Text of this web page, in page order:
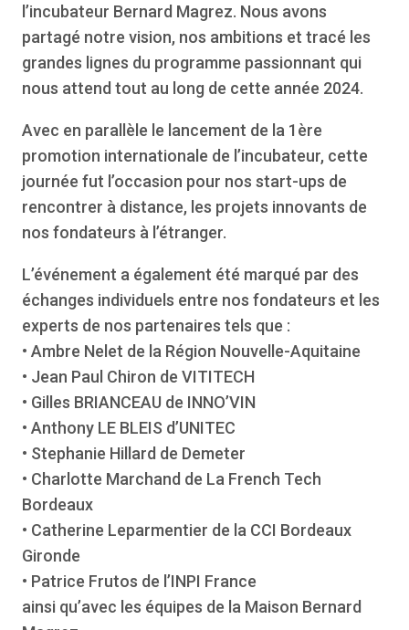
l’incubateur Bernard Magrez. Nous avons
partagé notre vision, nos ambitions et tracé les
grandes lignes du programme passionnant qui
nous attend tout au long de cette année 2024.
Avec en parallèle le lancement de la 1ère
promotion internationale de l’incubateur, cette
journée fut l’occasion pour nos start-ups de
rencontrer à distance, les projets innovants de
nos fondateurs à l’étranger.
L’événement a également été marqué par des
échanges individuels entre nos fondateurs et les
experts de nos partenaires tels que :
• Ambre Nelet de la Région Nouvelle-Aquitaine
• Jean Paul Chiron de VITITECH
• Gilles BRIANCEAU de INNO’VIN
• Anthony LE BLEIS d’UNITEC
• Stephanie Hillard de Demeter
• Charlotte Marchand de La French Tech
Bordeaux
• Catherine Leparmentier de la CCI Bordeaux
Gironde
• Patrice Frutos de l’INPI France
ainsi qu’avec les équipes de la Maison Bernard